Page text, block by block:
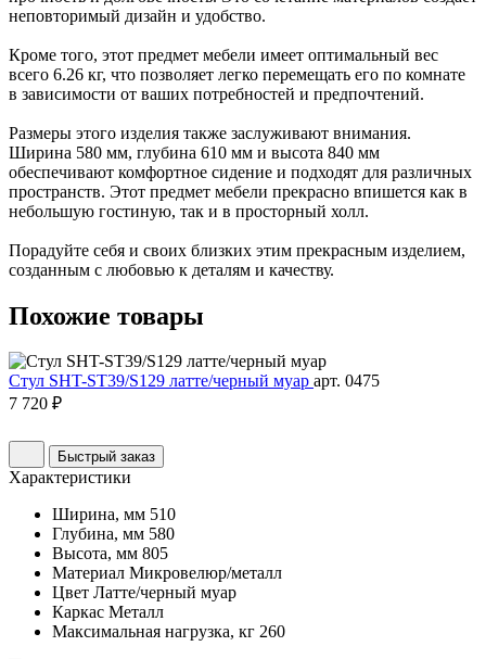
неповторимый дизайн и удобство.
Кроме того, этот предмет мебели имеет оптимальный вес
всего 6.26 кг, что позволяет легко перемещать его по комнате
в зависимости от ваших потребностей и предпочтений.
Размеры этого изделия также заслуживают внимания.
Ширина 580 мм, глубина 610 мм и высота 840 мм
обеспечивают комфортное сидение и подходят для различных
пространств. Этот предмет мебели прекрасно впишется как в
небольшую гостиную, так и в просторный холл.
Порадуйте себя и своих близких этим прекрасным изделием,
созданным с любовью к деталям и качеству.
Похожие товары
Стул SHT-ST39/S129 латте/черный муар арт. 0475
7 720 ₽
Быстрый заказ
Характеристики
Ширина, мм 510
Глубина, мм 580
Высота, мм 805
Материал Микровелюр/металл
Цвет Латте/черный муар
Каркас Металл
Максимальная нагрузка, кг 260